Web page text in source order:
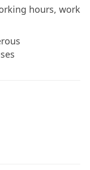
hours, work